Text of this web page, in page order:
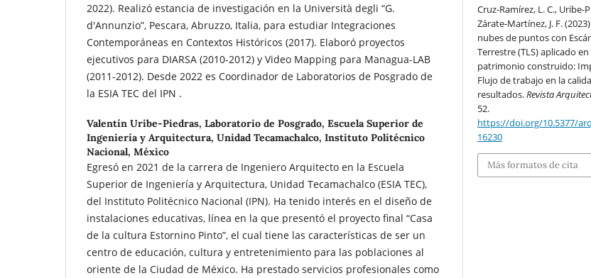
2022). Realizó estancia de investigación en la Università degli “G.
d'Annunzio”, Pescara, Abruzzo, Italia, para estudiar Integraciones
Contemporáneas en Contextos Históricos (2017). Elaboró proyectos
ejecutivos para DIARSA (2010-2012) y Video Mapping para Managua-LAB
(2011-2012). Desde 2022 es Coordinador de Laboratorios de Posgrado de
la ESIA TEC del IPN .
Valentín Uribe-Piedras, Laboratorio de Posgrado, Escuela Superior de
Ingeniería y Arquitectura, Unidad Tecamachalco, Instituto Politécnico
Nacional, México
Egresó en 2021 de la carrera de Ingeniero Arquitecto en la Escuela
Superior de Ingeniería y Arquitectura, Unidad Tecamachalco (ESIA TEC),
del Instituto Politécnico Nacional (IPN). Ha tenido interés en el diseño de
instalaciones educativas, línea en la que presentó el proyecto final “Casa
de la cultura Estornino Pinto”, el cual tiene las características de ser un
centro de educación, cultura y entretenimiento para las poblaciones al
oriente de la Ciudad de México. Ha prestado servicios profesionales como
Cruz-Ramírez, L. C., Uribe-
Zárate-Martínez, J. F.
nubes de puntos con
Terrestre (TLS) aplicado
patrimonio construido:
Flujo de trabajo en la
resultados.Revista
52.
https://doi.org/10.5377/
16230
Más formatos de cita